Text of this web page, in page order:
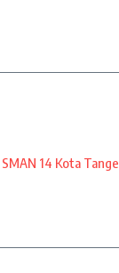
SMAN 14 Kota